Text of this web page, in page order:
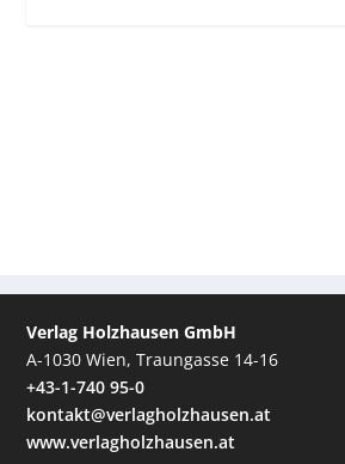
Verlag Holzhausen GmbH
A-1030 Wien, Traungasse 14-16
+43-1-740 95-0
kontakt@verlagholzhausen.at
www.verlagholzhausen.at